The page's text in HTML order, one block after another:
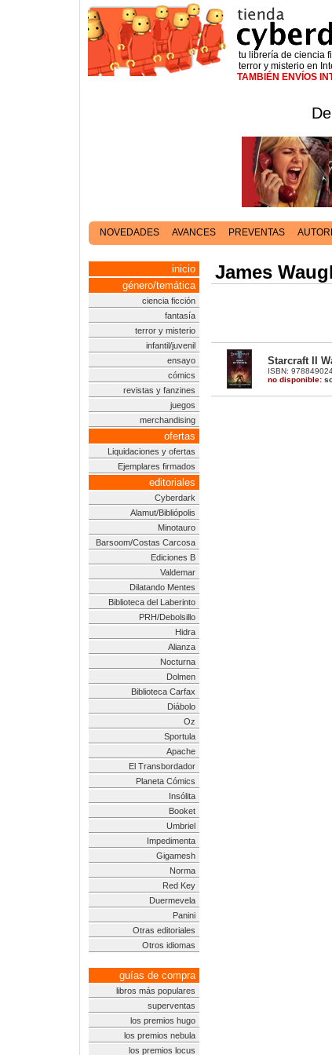
tu librería de ciencia
terror y misterio en
TAMBIÉN ENVÍOS
NOVEDADES AVANCES PREVENTAS
inicio
género/temática
ciencia ficción
fantasía
terror y misterio
infantil/juvenil
ensayo
cómics
revistas y fanzines
juegos
merchandising
ofertas
Liquidaciones y ofertas
Ejemplares firmados
editoriales
Cyberdark
Alamut/Bibliópolis
Minotauro
Barsoom/Costas Carcosa
Ediciones B
Valdemar
Dilatando Mentes
Biblioteca del Laberinto
PRH/Debolsillo
Hidra
Alianza
Nocturna
Dolmen
Biblioteca Carfax
Diábolo
Oz
Sportula
Apache
El Transbordador
Planeta Cómics
Insólita
Booket
Umbriel
Impedimenta
Gigamesh
Norma
Red Key
Duermevela
Panini
Otras editoriales
Otros idiomas
guías de compra
libros más populares
superventas
los premios hugo
los premios nebula
los premios locus
James
Starcraft II
ISBN:
no disponible: